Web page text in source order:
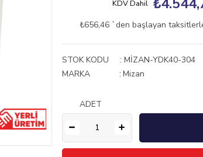
KDV Dahil
₺656,46 `den başlayan
STOK KODU
MİZAN-YDK40-304
MARKA
: Mizan
ADET